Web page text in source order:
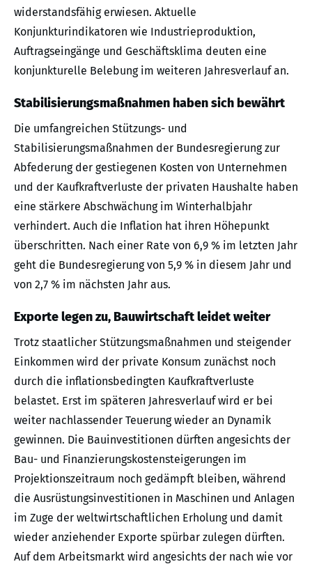
widerstandsfähig erwiesen. Aktuelle
Konjunkturindikatoren wie Industrieproduktion,
Auftragseingänge und Geschäftsklima deuten eine
konjunkturelle Belebung im weiteren Jahresverlauf an.
Stabilisierungsmaßnahmen haben sich bewährt
Die umfangreichen Stützungs- und
Stabilisierungsmaßnahmen der Bundesregierung zur
Abfederung der gestiegenen Kosten von Unternehmen
und der Kaufkraftverluste der privaten Haushalte haben
eine stärkere Abschwächung im Winterhalbjahr
verhindert. Auch die Inflation hat ihren Höhepunkt
überschritten. Nach einer Rate von 6,9 % im letzten Jahr
geht die Bundesregierung von 5,9 % in diesem Jahr und
von 2,7 % im nächsten Jahr aus.
Exporte legen zu, Bauwirtschaft leidet weiter
Trotz staatlicher Stützungsmaßnahmen und steigender
Einkommen wird der private Konsum zunächst noch
durch die inflationsbedingten Kaufkraftverluste
belastet. Erst im späteren Jahresverlauf wird er bei
weiter nachlassender Teuerung wieder an Dynamik
gewinnen. Die Bauinvestitionen dürften angesichts der
Bau- und Finanzierungskostensteigerungen im
Projektionszeitraum noch gedämpft bleiben, während
die Ausrüstungsinvestitionen in Maschinen und Anlagen
im Zuge der weltwirtschaftlichen Erholung und damit
wieder anziehender Exporte spürbar zulegen dürften.
Auf dem Arbeitsmarkt wird angesichts der nach wie vor